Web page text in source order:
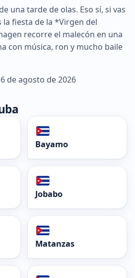
una tarde de olas. Eso sí, si vas
fiesta de la *Virgen del
recorre el malecón en una
con música, ron y mucho baile
de agosto de 2026
Bayamo
Jobabo
Matanzas